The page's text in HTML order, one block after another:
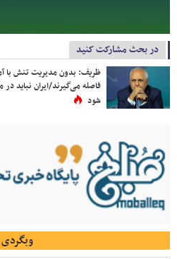
در بحث مشارکت کنید
ظریف: بدون مدیریت تنش با
فاصله می‌گیرند/ایران نباید
شود
وبگردی